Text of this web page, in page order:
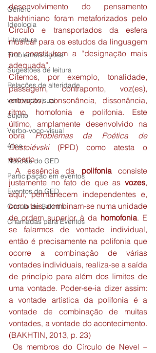
Gênero
Ideologia
Literatura
Problematizações
Sugestões de leitura
Relações de alteridade
verbivocovisual
Sujeito
Verbo-voco-visual
ética
Notícias do GED
Participação em eventos
Eventos do GED
Circulo de Bakhtin
Chamadas para Eventos
desenvolvimento do pensamento
bakhtiniano foram metaforizados pelo
Círculo e transportados da esfera
musical para os estudos da linguagem
por constituírem a “designação mais
adequada”.
Citemos, por exemplo, tonalidade,
passagem, contraponto, voz(es),
entoação, consonância, dissonância,
ritmo, homofonia e polifonia. Este
último, amplamente desenvolvido na
obra Problemas da Poética de
Dostoiévski (PPD) como atesta o
excerto
A essência da polifonia consiste
justamente no fato de que as vozes,
aqui, permanecem independentes e,
como tais, combinam-se numa unidade
de ordem superior à da homofonia. E
se falarmos de vontade individual,
então é precisamente na polifonia que
ocorre a combinação de várias
vontades individuais, realiza-se a saída
de princípio para além dos limites de
uma vontade. Poder-se-ia dizer assim:
a vontade artística da polifonia é a
vontade de combinação de muitas
vontades, a vontade do acontecimento.
(BAKHTIN, 2013, p. 23)
Os membros do Círculo de Nevel –